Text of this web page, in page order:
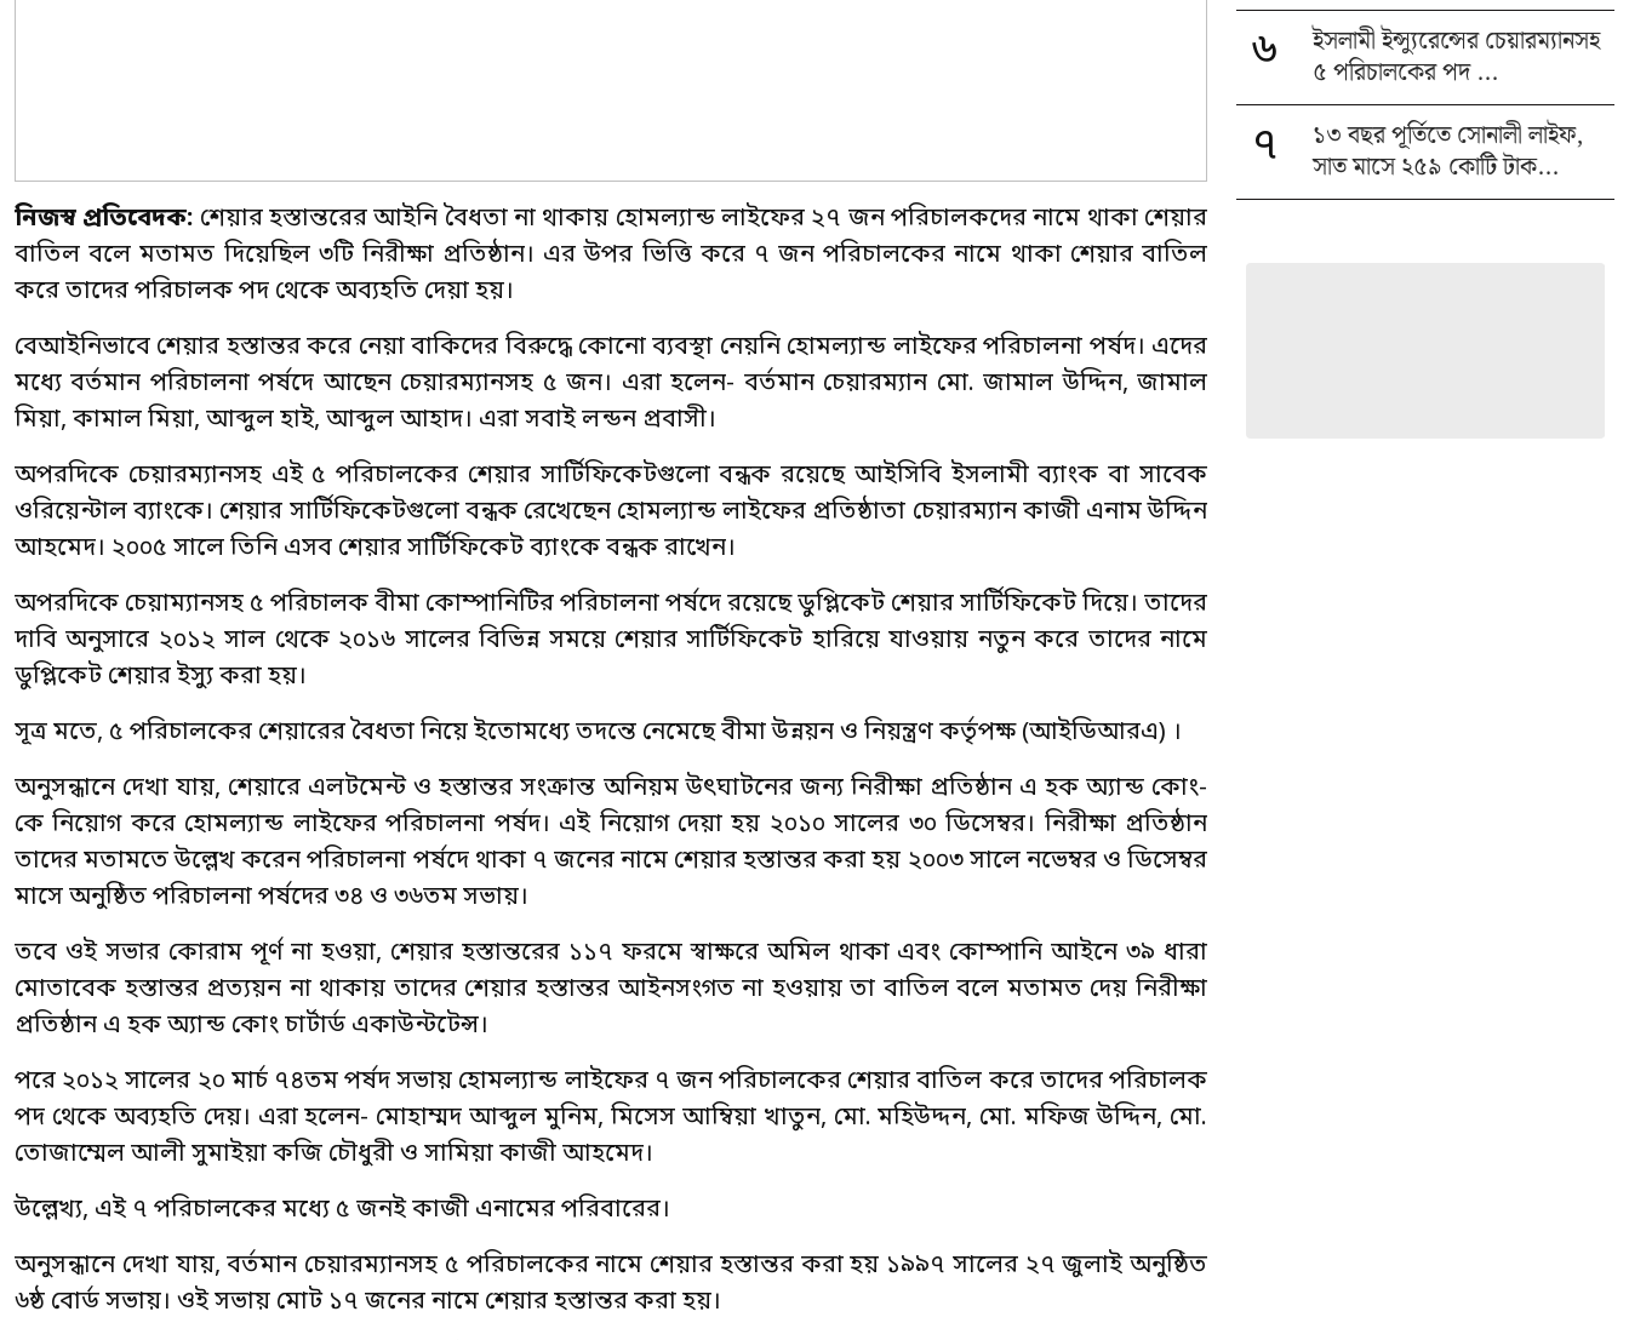
নিজস্ব প্রতিবেদক: শেয়ার হস্তান্তরের আইনি বৈধতা না থাকায় হোমল্যান্ড লাইফের ২৭ জন পরিচালকদের নামে থাকা শেয়ার
বাতিল বলে মতামত দিয়েছিল ৩টি নিরীক্ষা প্রতিষ্ঠান। এর উপর ভিত্তি করে ৭ জন পরিচালকের নামে থাকা শেয়ার বাতিল
করে তাদের পরিচালক পদ থেকে অব্যহতি দেয়া হয়।
বেআইনিভাবে শেয়ার হস্তান্তর করে নেয়া বাকিদের বিরুদ্ধে কোনো ব্যবস্থা নেয়নি হোমল্যান্ড লাইফের পরিচালনা পর্ষদ। এদের
মধ্যে বর্তমান পরিচালনা পর্ষদে আছেন চেয়ারম্যানসহ ৫ জন। এরা হলেন- বর্তমান চেয়ারম্যান মো. জামাল উদ্দিন, জামাল
মিয়া, কামাল মিয়া, আব্দুল হাই, আব্দুল আহাদ। এরা সবাই লন্ডন প্রবাসী।
অপরদিকে চেয়ারম্যানসহ এই ৫ পরিচালকের শেয়ার সার্টিফিকেটগুলো বন্ধক রয়েছে আইসিবি ইসলামী ব্যাংক বা সাবেক
ওরিয়েন্টাল ব্যাংকে। শেয়ার সার্টিফিকেটগুলো বন্ধক রেখেছেন হোমল্যান্ড লাইফের প্রতিষ্ঠাতা চেয়ারম্যান কাজী এনাম উদ্দিন
আহমেদ। ২০০৫ সালে তিনি এসব শেয়ার সার্টিফিকেট ব্যাংকে বন্ধক রাখেন।
অপরদিকে চেয়াম্যানসহ ৫ পরিচালক বীমা কোম্পানিটির পরিচালনা পর্ষদে রয়েছে ডুপ্লিকেট শেয়ার সার্টিফিকেট দিয়ে। তাদের
দাবি অনুসারে ২০১২ সাল থেকে ২০১৬ সালের বিভিন্ন সময়ে শেয়ার সার্টিফিকেট হারিয়ে যাওয়ায় নতুন করে তাদের নামে
ডুপ্লিকেট শেয়ার ইস্যু করা হয়।
সূত্র মতে, ৫ পরিচালকের শেয়ারের বৈধতা নিয়ে ইতোমধ্যে তদন্তে নেমেছে বীমা উন্নয়ন ও নিয়ন্ত্রণ কর্তৃপক্ষ (আইডিআরএ) ।
অনুসন্ধানে দেখা যায়, শেয়ারে এলটমেন্ট ও হস্তান্তর সংক্রান্ত অনিয়ম উৎঘাটনের জন্য নিরীক্ষা প্রতিষ্ঠান এ হক অ্যান্ড কোং-
কে নিয়োগ করে হোমল্যান্ড লাইফের পরিচালনা পর্ষদ। এই নিয়োগ দেয়া হয় ২০১০ সালের ৩০ ডিসেম্বর। নিরীক্ষা প্রতিষ্ঠান
তাদের মতামতে উল্লেখ করেন পরিচালনা পর্ষদে থাকা ৭ জনের নামে শেয়ার হস্তান্তর করা হয় ২০০৩ সালে নভেম্বর ও ডিসেম্বর
মাসে অনুষ্ঠিত পরিচালনা পর্ষদের ৩৪ ও ৩৬তম সভায়।
তবে ওই সভার কোরাম পূর্ণ না হওয়া, শেয়ার হস্তান্তরের ১১৭ ফরমে স্বাক্ষরে অমিল থাকা এবং কোম্পানি আইনে ৩৯ ধারা
মোতাবেক হস্তান্তর প্রত্যয়ন না থাকায় তাদের শেয়ার হস্তান্তর আইনসংগত না হওয়ায় তা বাতিল বলে মতামত দেয় নিরীক্ষা
প্রতিষ্ঠান এ হক অ্যান্ড কোং চার্টার্ড একাউন্টটেন্স।
পরে ২০১২ সালের ২০ মার্চ ৭৪তম পর্ষদ সভায় হোমল্যান্ড লাইফের ৭ জন পরিচালকের শেয়ার বাতিল করে তাদের পরিচালক
পদ থেকে অব্যহতি দেয়। এরা হলেন- মোহাম্মদ আব্দুল মুনিম, মিসেস আম্বিয়া খাতুন, মো. মহিউদ্দন, মো. মফিজ উদ্দিন, মো.
তোজাম্মেল আলী সুমাইয়া কজি চৌধুরী ও সামিয়া কাজী আহমেদ।
উল্লেখ্য, এই ৭ পরিচালকের মধ্যে ৫ জনই কাজী এনামের পরিবারের।
অনুসন্ধানে দেখা যায়, বর্তমান চেয়ারম্যানসহ ৫ পরিচালকের নামে শেয়ার হস্তান্তর করা হয় ১৯৯৭ সালের ২৭ জুলাই অনুষ্ঠিত
৬ষ্ঠ বোর্ড সভায়। ওই সভায় মোট ১৭ জনের নামে শেয়ার হস্তান্তর করা হয়।
৬
ইসলামী ইন্স্যুরেন্সের চেয়ারম্যানসহ
৫ পরিচালকের পদ ...
৭
১৩ বছর পূর্তিতে সোনালী লাইফ,
সাত মাসে ২৫৯ কোটি টাক...